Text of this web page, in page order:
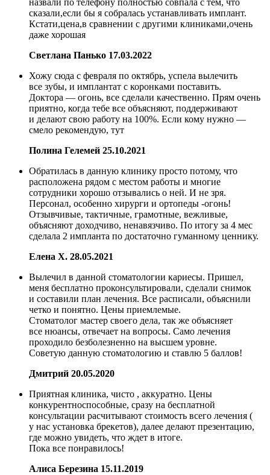
назвали по телефону полностью совпала с тем, что
сказали,если бы я собралась устанавливать имплант.
Кстати,цена,в сравнении с другими клиниками,очень
даже хорошая
Светлана Панько 17.03.2022
Хожу сюда с февраля по октябрь, успела вылечить
все зубы, и имплантат с коронками поставить.
Доктора — огонь, все сделали качественно. Прям очень
приятно, когда тебе все объясняют, поддерживают
и делают свою работу на 100%. Если кому нужно —
смело рекомендую, тут
Полина Гелемей 25.10.2021
Обратилась в данную клинику просто потому, что
расположена рядом с местом работы и многие
сотрудники хорошо отзывались о ней. И не зря.
Персонал, особенно хирурги и ортопеды ‑огонь!
Отзывчивые, тактичные, грамотные, вежливые,
объясняют доходчиво, ненавязчиво. По итогу за 4 мес
сделала 2 импланта по достаточно гуманному ценнику.
Елена Х. 28.05.2021
Вылечил в данной стоматологии кариесы. Пришел,
меня бесплатно проконсультировали, сделали снимок
и составили план лечения. Все расписали, объяснили
четко и понятно. Цены приемлемые.
Стоматолог мастер своего дела, так же объясняет
все нюансы, отвечает на вопросы. Само лечения
проходило безболезненно на высшем уровне.
Советую данную стоматологию и ставлю 5 баллов!
Дмитрий 20.05.2020
Приятная клиника, чисто , аккуратно. Цены
конкурентноспособные, сразу на бесплатной
консультации расчитывают стоимость всего лечения (
у нас установка брекетов), далее делают презентацию,
где можно увидеть, что ждет в итоге.
Пока все понравилось!
Алиса Березина 15.11.2019